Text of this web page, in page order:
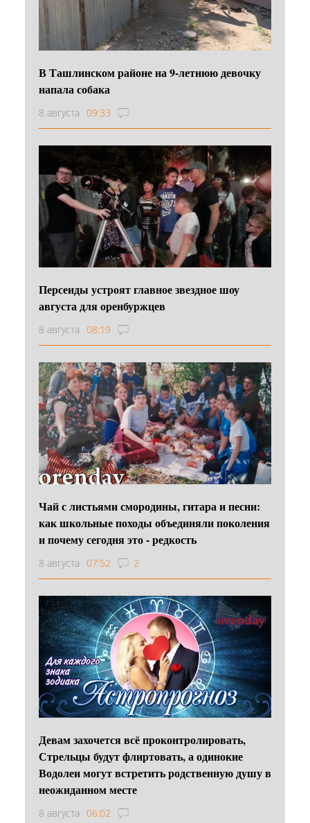
В Ташлинском районе на 9-летнюю девочку
напала собака
8 августа 09:33
Персеиды устроят главное звездное шоу
августа для оренбуржцев
8 августа 08:19
Чай с листьями смородины, гитара и песни:
как школьные походы объединяли поколения
и почему сегодня это - редкость
8 августа 07:52 2
Девам захочется всё проконтролировать,
Стрельцы будут флиртовать, а одинокие
Водолеи могут встретить родственную душу в
неожиданном месте
8 августа 06:02